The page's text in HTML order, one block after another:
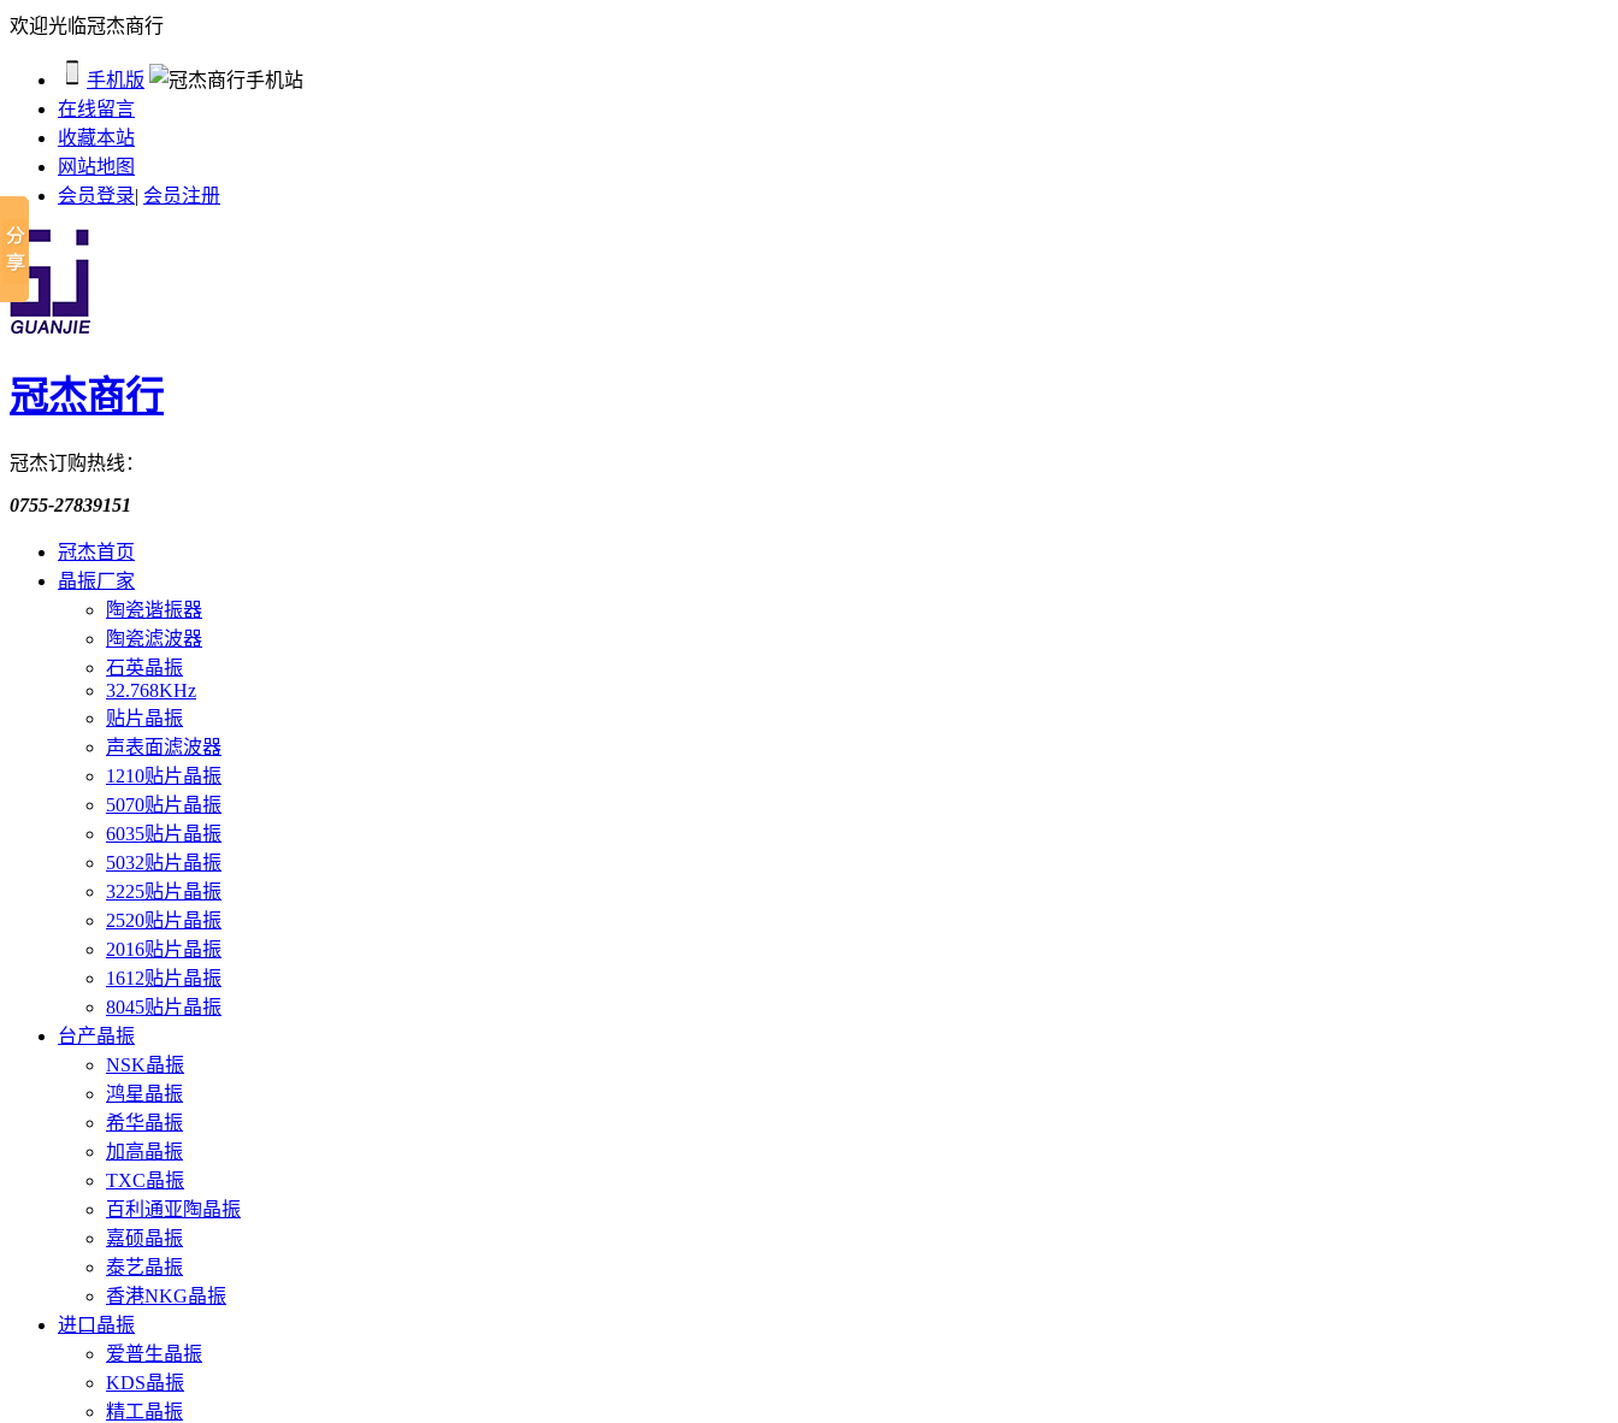
欢迎光临冠杰商行
手机版
在线留言
收藏本站
网站地图
会员登录| 会员注册
冠杰商行
冠杰订购热线：
0755-27839151
冠杰首页
晶振厂家
陶瓷谐振器
陶瓷滤波器
石英晶振
32.768KHz
贴片晶振
声表面滤波器
1210贴片晶振
5070贴片晶振
6035贴片晶振
5032贴片晶振
3225贴片晶振
2520贴片晶振
2016贴片晶振
1612贴片晶振
8045贴片晶振
台产晶振
NSK晶振
鸿星晶振
希华晶振
加高晶振
TXC晶振
百利通亚陶晶振
嘉硕晶振
泰艺晶振
香港NKG晶振
进口晶振
爱普生晶振
KDS晶振
精工晶振